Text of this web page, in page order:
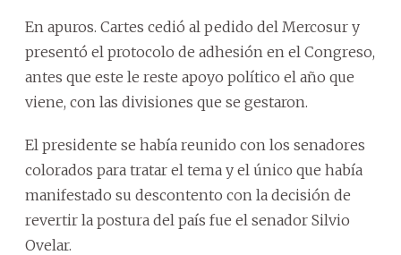
En apuros. Cartes cedió al pedido del Mercosur y
presentó el protocolo de adhesión en el Congreso,
antes que este le reste apoyo político el año que
viene, con las divisiones que se gestaron.
El presidente se había reunido con los senadores
colorados para tratar el tema y el único que había
manifestado su descontento con la decisión de
revertir la postura del país fue el senador Silvio
Ovelar.